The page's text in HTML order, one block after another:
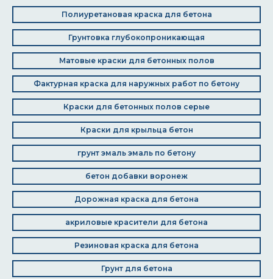
Полиуретановая краска для бетона
Грунтовка глубокопроникающая
Матовые краски для бетонных полов
Фактурная краска для наружных работ по бетону
Краски для бетонных полов серые
Краски для крыльца бетон
грунт эмаль эмаль по бетону
бетон добавки воронеж
Дорожная краска для бетона
акриловые красители для бетона
Резиновая краска для бетона
Грунт для бетона